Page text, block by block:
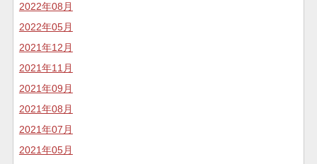
2022年08月
2022年05月
2021年12月
2021年11月
2021年09月
2021年08月
2021年07月
2021年05月